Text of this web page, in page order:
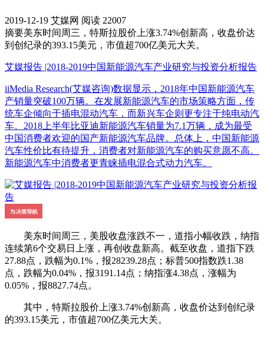
2019-12-19 艾媒网 阅读 22007
摘要美东时间周三，特斯拉股价上涨3.74%创新高，收盘价达
到创纪录的393.15美元，市值超700亿美元大关。
艾媒报告 |2018-2019中国新能源汽车产业研究与投资分析报告
iiMedia Research(艾媒咨询)数据显示，2018年中国新能源汽车
产销量突破100万辆。在发展新能源汽车的市场策略方面，传
统车企倾向于插电混动汽车，而新兴车企则更专注于纯电动汽
车。2018上半年比亚迪新能源汽车销量为7.1万辆，成为最受
中国消费者欢迎的国产新能源汽车品牌。总体上，中国新能源
汽车性价比有待提升，消费者对新能源汽车的购买意愿不高。
新能源汽车中消费者更青睐插电混合式动力汽车。
美东时间周三，美股收盘涨跌不一，道指小幅收跌，纳指
连续第6个交易日上涨，再创收盘新高。截至收盘，道指下跌
27.88点，跌幅为0.1%，报28239.28点；标普500指数跌1.38
点，跌幅为0.04%，报3191.14点；纳指涨4.38点，涨幅为
0.05%，报8827.74点。
其中，特斯拉股价上涨3.74%创新高，收盘价达到创纪录
的393.15美元，市值超700亿美元大关。